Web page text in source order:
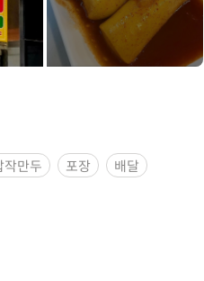
작만두 포장 배달